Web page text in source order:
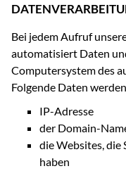
Bei jedem Aufruf
automatisiert Daten
Computersystem des
Folgende Daten
IP-Adresse
der Domain-
die Websites, die
haben